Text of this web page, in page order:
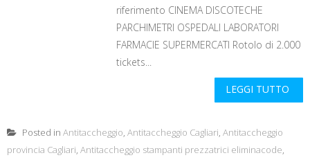
riferimento CINEMA DISCOTECHE
PARCHIMETRI OSPEDALI LABORATORI
FARMACIE SUPERMERCATI Rotolo di 2.000
tickets...
LEGGI TUTTO
Posted in Antitaccheggio, Antitaccheggio Cagliari, Antitaccheggio
provincia Cagliari, Antitaccheggio stampanti prezzatrici eliminacode,